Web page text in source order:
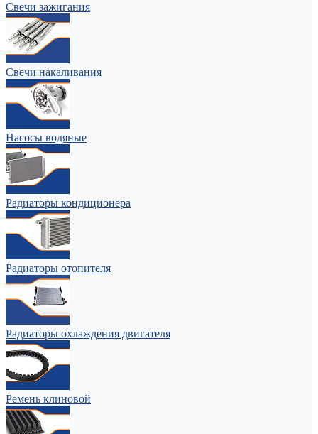
Свечи зажигания
Свечи накаливания
Насосы водяные
Радиаторы кондиционера
Радиаторы отопителя
Радиаторы охлаждения двигателя
Ремень клиновой